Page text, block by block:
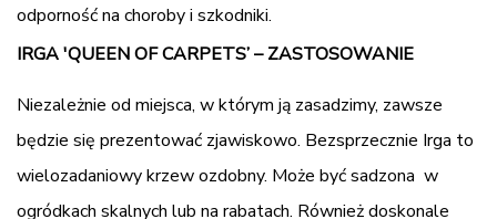
odporność na choroby i szkodniki.
IRGA 'QUEEN OF CARPETS’ – ZASTOSOWANIE
Niezależnie od miejsca, w którym ją zasadzimy, zawsze
będzie się prezentować zjawiskowo. Bezsprzecznie Irga to
wielozadaniowy krzew ozdobny. Może być sadzona w
ogródkach skalnych lub na rabatach. Również doskonale